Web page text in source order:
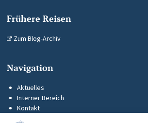
Frühere Reisen
Zum Blog-Archiv
Navigation
Aktuelles
Interner Bereich
Kontakt
KUS-Flyer